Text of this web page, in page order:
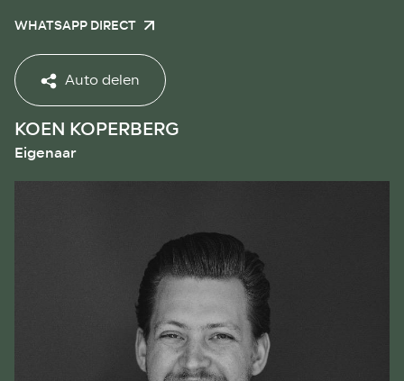
WHATSAPP DIRECT
Auto delen
KOEN KOPERBERG
Eigenaar